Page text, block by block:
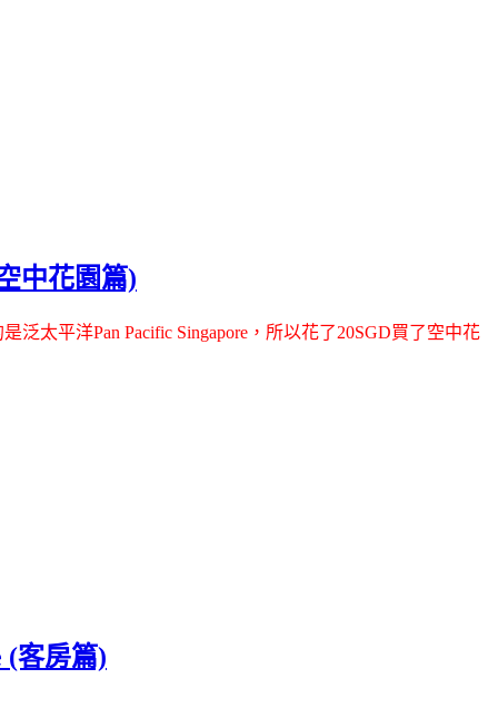
中花園篇)
太平洋Pan Pacific Singapore，所以花了20SGD買了空中花
(客房篇)